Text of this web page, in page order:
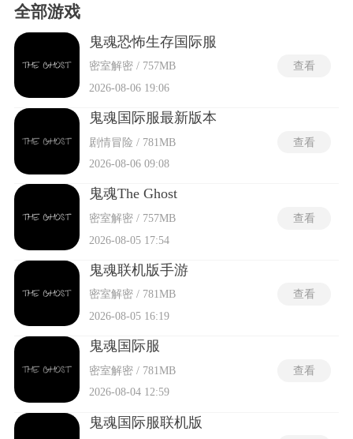
索中，寻找线索，解开谜题，找到正确的逃生出口，顺利完成
挑战。支持多人联机对战玩法，玩家可以与朋友或陌生人组
队，共同面对恐怖的幽灵。游戏中的背景音效令人毛骨悚然，
营造出紧张的氛围，置身于真实的恐怖场景之中。50张西方风
格地图，场景丰富多样，细节逼真。还可以通过拼图探索，解
开逃生所需的线索。
全部游戏
鬼魂恐怖生存国际服
密室解密 / 757MB
2026-08-06 19:06
查看
鬼魂国际服最新版本
剧情冒险 / 781MB
2026-08-06 09:08
查看
鬼魂The Ghost
密室解密 / 757MB
2026-08-05 17:54
查看
鬼魂联机版手游
密室解密 / 781MB
2026-08-05 16:19
查看
鬼魂国际服
密室解密 / 781MB
2026-08-04 12:59
查看
鬼魂国际服联机版